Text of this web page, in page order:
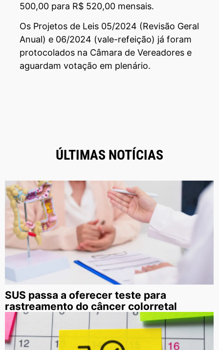
500,00 para R$ 520,00 mensais.
Os Projetos de Leis 05/2024 (Revisão Geral
Anual) e 06/2024 (vale-refeição) já foram
protocolados na Câmara de Vereadores e
aguardam votação em plenário.
ÚLTIMAS NOTÍCIAS
SUS passa a oferecer teste para
rastreamento do câncer colorretal